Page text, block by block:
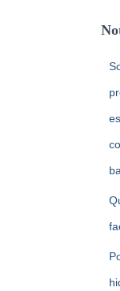
u